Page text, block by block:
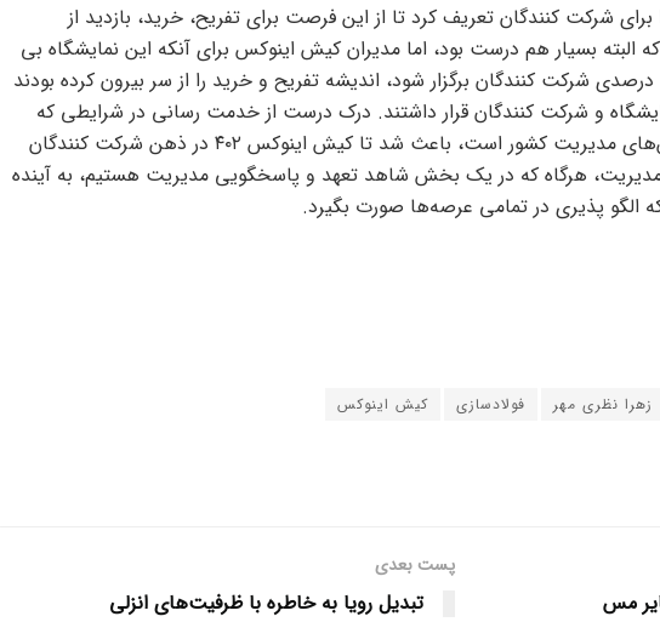
شرکت کنندگان تعریف کرد تا از این فرصت برای تفریح، خرید، بازدید از
البته بسیار هم درست بود، اما مدیران کیش اینوکس برای آنکه این نمایشگاه بی
نقص و بدون عیب با رضایت ۱۰۰ درصدی شرکت کنندگان برگزار شود، اندیشه تفریح و خرید را از سر بیرون کرده بودند
و شرکت کنندگان قرار داشتند. درک درست از خدمت رسانی در شرایطی که
معضل سومدیریت یکی از چالش‌های مدیریت کشور است، باعث شد تا کیش اینوکس ۴۰۲ در ذهن شرکت کنندگان
هرگاه که در یک بخش شاهد تعهد و پاسخگویی مدیریت هستیم، به آینده
الگو پذیری در تمامی عرصه‌ها صورت بگیرد.
زهرا نظری مهر فولادسازی کیش اینوکس
مس
پست بعدی
تبدیل رویا به خاطره با ظرفیت‌های انزلی